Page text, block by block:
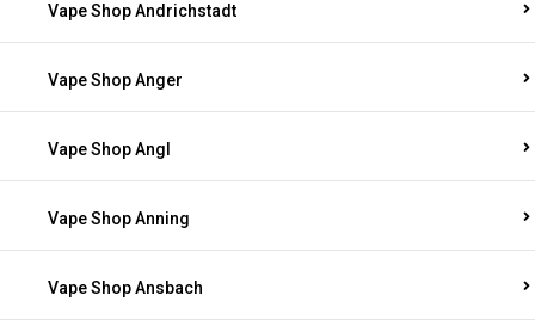
Vape Shop Andrichstadt
Vape Shop Anger
Vape Shop Angl
Vape Shop Anning
Vape Shop Ansbach